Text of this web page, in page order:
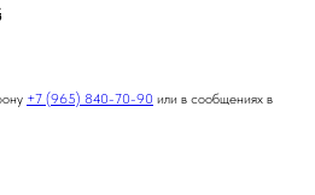
+7 (965) 840-70-90 или в сообщениях в